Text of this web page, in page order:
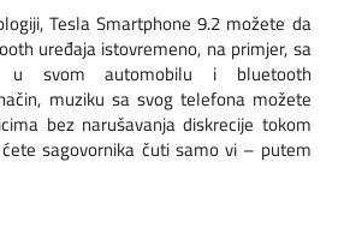
Tesla Smartphone 9.2 možete da
uređaja istovremeno, na primjer, sa
u svom automobilu i bluetooth
muziku sa svog telefona možete
bez narušavanja diskrecije tokom
sagovornika čuti samo vi – putem